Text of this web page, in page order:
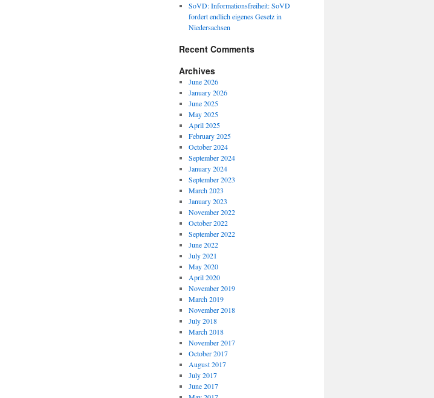
SoVD: Informationsfreiheit: SoVD
fordert endlich eigenes Gesetz in
Niedersachsen
Recent Comments
Archives
June 2026
January 2026
June 2025
May 2025
April 2025
February 2025
October 2024
September 2024
January 2024
September 2023
March 2023
January 2023
November 2022
October 2022
September 2022
June 2022
July 2021
May 2020
April 2020
November 2019
March 2019
November 2018
July 2018
March 2018
November 2017
October 2017
August 2017
July 2017
June 2017